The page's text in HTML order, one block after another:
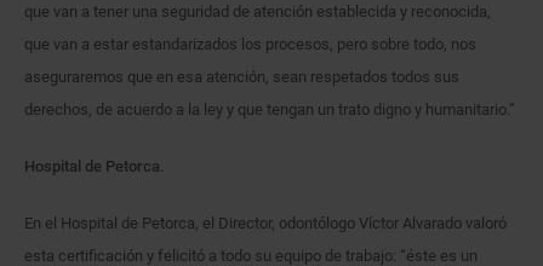
que van a tener una seguridad de atención establecida y reconocida,
que van a estar estandarizados los procesos, pero sobre todo, nos
aseguraremos que en esa atención, sean respetados todos sus
derechos, de acuerdo a la ley y que tengan un trato digno y humanitario.”
Hospital de Petorca.
En el Hospital de Petorca, el Director, odontólogo Víctor Alvarado valoró
esta certificación y felicitó a todo su equipo de trabajo: “éste es un